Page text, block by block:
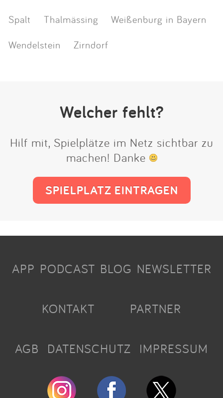
Spalt
Thalmässing
Weißenburg in Bayern
Wendelstein
Zirndorf
Welcher fehlt?
Hilf mit, Spielplätze im Netz sichtbar zu
machen! Danke
SPIELPLATZ EINTRAGEN
APP PODCAST BLOG NEWSLETTER
KONTAKT PARTNER
AGB DATENSCHUTZ IMPRESSUM